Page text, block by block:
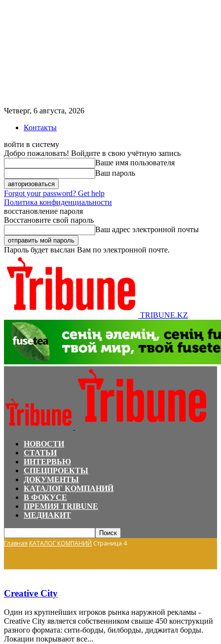
Четверг, 6 августа, 2026
Контакты
войти в систему
Добро пожаловать! Войдите в свою учётную запись
Ваше имя пользователя
Ваш пароль
Forgot your password? Get help
Политика конфиденциальности
восстановление пароля
Восстановите свой пароль
Ваш адрес электронной почты
Пароль будет выслан Вам по электронной почте.
TRIBUNE.KZ
НОВОСТИ
СТАТЬИ
ИНТЕРВЬЮ
СПЕЦПРОЕКТЫ
ДОКУМЕНТЫ
КАТАЛОГ КОМПАНИЙ
В ФОКУСЕ
ПРЕМИЯ TRIBUNE
МЕДИАКИТ
Главная КАТАЛОГ КОМПАНИЙ Страница 4
Creative City
Один из крупнейших игроков рынка наружной рекламы -
Creative City является собственником свыше 450 конструкций
разного формата: сити-борды, билборды, диджитал борды.
Локации покрывают все...